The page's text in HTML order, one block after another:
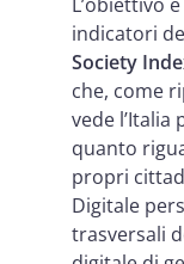
indicatori
Society
che, come
vede l’Italia
quanto
propri
Digitale
trasversali